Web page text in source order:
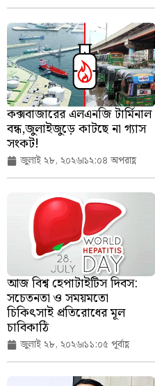
কক্সবাজারের এলএনজি টার্মিনাল
বন্ধ,জুলাইজুড়ে কাটছে না গ্যাস
সংকট!
জুলাই ২৮, ২০২৬১২:০৪ অপরাহ্ণ
আজ বিশ্ব হেপাটাইটিস দিবস:
সচেতনতা ও সময়মতো
চিকিৎসাই প্রতিরোধের মূল
চাবিকাঠি
জুলাই ২৮, ২০২৬১১:০৫ পূর্বাহ্ণ